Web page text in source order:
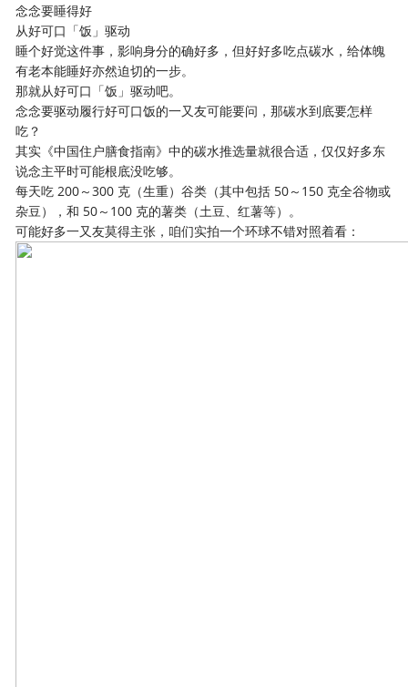
念念要睡得好
从好可口「饭」驱动
睡个好觉这件事，影响身分的确好多，但好好多吃点碳水，给体魄
有老本能睡好亦然迫切的一步。
那就从好可口「饭」驱动吧。
念念要驱动履行好可口饭的一又友可能要问，那碳水到底要怎样
吃？
其实《中国住户膳食指南》中的碳水推选量就很合适，仅仅好多东
说念主平时可能根底没吃够。
每天吃 200～300 克（生重）谷类（其中包括 50～150 克全谷物或
杂豆），和 50～100 克的薯类（土豆、红薯等）。
可能好多一又友莫得主张，咱们实拍一个环球不错对照着看：